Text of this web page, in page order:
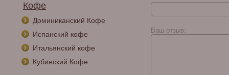
Кофе
Доминиканский Кофе
Испанский кофе
Итальянский кофе
Кубинский Кофе
Ваш отзыв: